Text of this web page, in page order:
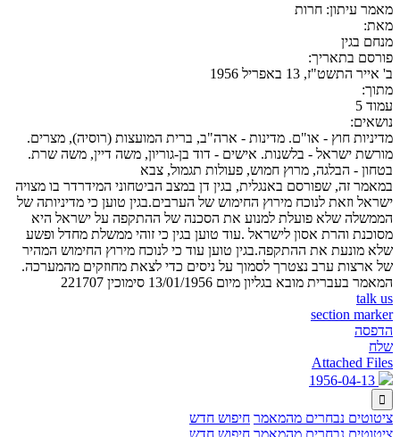
מאמר עיתון: חרות
מאת:
מנחם בגין
פורסם בתאריך:
ב' אייר התשט"ז, 13 באפריל 1956
מתוך:
עמוד 5
נושאים:
מדיניות חוץ - או"ם. מדינות - ארה"ב, ברית המועצות (רוסיה), מצרים.
מורשת ישראל - בלשנות. אישים - דוד בן-גוריון, משה דיין, משה שרת.
בטחון - הבלגה, מרוץ חמוש, פעולות תגמול, צבא
במאמר זה, שפורסם באנגלית, בגין דן במצב הביטחוני המידרדר בו מצויה
ישראל וזאת לנוכח מירוץ החימוש של הערבים.בגין טוען כי מדיניותה של
הממשלה שלא פועלת למנוע את הסכנה של ההתקפה על ישראל היא
מסוכנת והרת אסון לישראל .עוד טוען בגין כי זוהי ממשלת מחדל ופשע
שלא מונעת את ההתקפה.בגין טוען עוד כי לנוכח מירוץ החימוש המהיר
של ארצות ערב נצטרך לסמוך על ניסים כדי לצאת מחוזקים מהמערכה.
המאמר בעברית מובא בגליון מיום 13/01/1956 סימוכין 221707
talk us
section marker
הדפסה
שלח
Attached Files

ציטוטים נבחרים מהמאמר חיפוש חדש
ציטוטים נבחרים מהמאמר חיפוש חדש